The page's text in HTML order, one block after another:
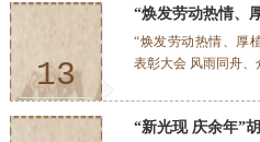
13
“焕发劳动热情、厚
表彰大会 风雨同舟
在5楼会议室，召开
“新光现 庆余年”